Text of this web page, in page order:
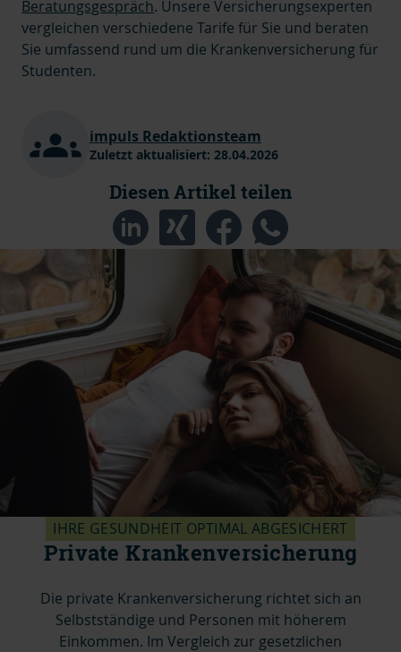
Beratungsgespräch. Unsere Versicherungsexperten
vergleichen verschiedene Tarife für Sie und beraten
Sie umfassend rund um die Krankenversicherung für
Studenten.
impuls Redaktionsteam
Zuletzt aktualisiert: 28.04.2026
Diesen Artikel teilen
IHRE GESUNDHEIT OPTIMAL ABGESICHERT
Private Krankenversicherung
Die private Krankenversicherung richtet sich an
Selbstständige und Personen mit höherem
Einkommen. Im Vergleich zur gesetzlichen